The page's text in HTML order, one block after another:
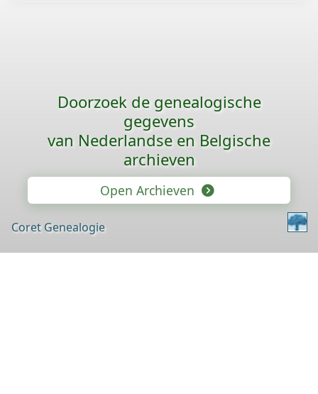
Doorzoek de genealogische
gegevens
van Nederlandse en Belgische
archieven
Open Archieven
Coret Genealogie